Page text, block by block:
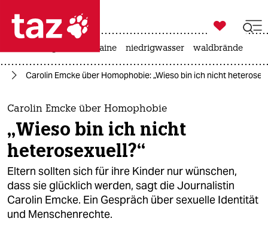
 taz zahl ich
taz zahl ich
themen
politik
öko
gesellschaft
kultur

taz zahl ich
krieg in der ukraine niedrigwasser waldbrände
Carolin Emcke über Homophobie: „Wieso bin ich nicht
Carolin Emcke über Homophobie
„Wieso bin ich nicht
heterosexuell?“
Eltern sollten sich für ihre Kinder nur wünschen,
dass sie glücklich werden, sagt die Journalistin
Carolin Emcke. Ein Gespräch über sexuelle Identität
und Menschenrechte.